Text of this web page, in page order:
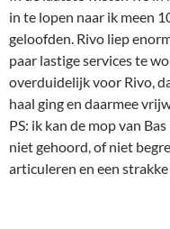
in te lopen naar ik meen
geloofden. Rivo liep
paar lastige services te
overduidelijk voor Rivo,
haal ging en daarmee
PS: ik kan de mop van
niet gehoord, of niet
articuleren en een